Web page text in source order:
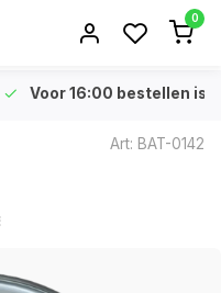
0
Voor 16:00 bestellen is
Art: BAT-0142